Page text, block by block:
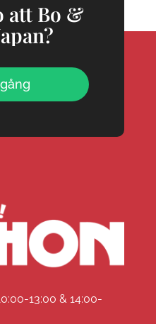
att Bo &
13:00 & 14:00-